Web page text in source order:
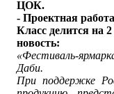
ЦОК.
- Проектная
Класс делится на
новость:
«Фестиваль-
Даби.
При поддержке